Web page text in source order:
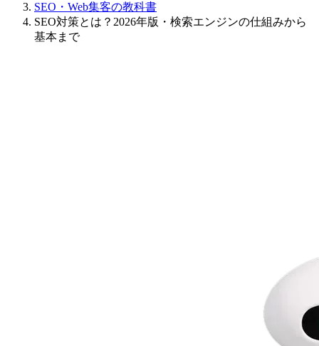
SEO・Web集客の教科書
SEO対策とは？2026年版・検索エンジンの仕組みから
基本まで